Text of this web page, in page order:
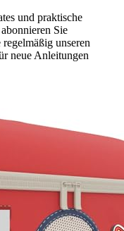
und praktische
Sie
unseren
neue Anleitungen